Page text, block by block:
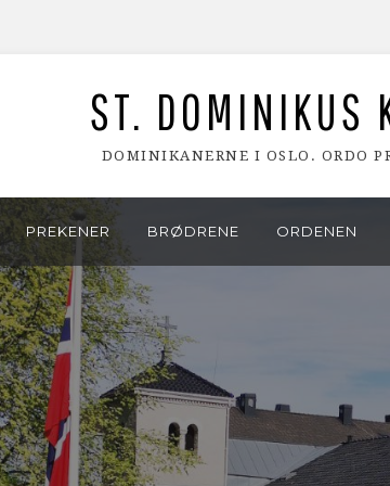
ST. DOMINIKUS
DOMINIKANERNE I OSLO. ORDO
PREKENER BRØDRENE ORDENEN